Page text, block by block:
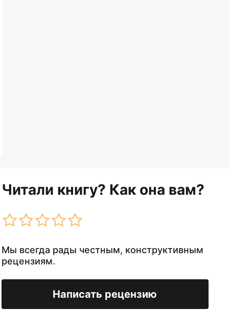
Читали книгу? Как она вам?
Мы всегда рады честным, конструктивным
рецензиям.
Написать рецензию